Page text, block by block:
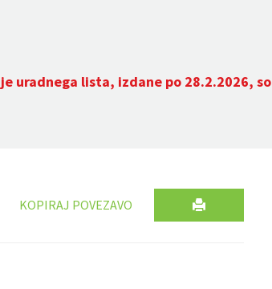
uradnega lista, izdane po 28.2.2026, so
KOPIRAJ POVEZAVO